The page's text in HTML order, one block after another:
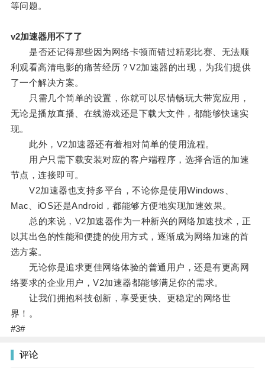
等问题。
v2加速器用不了了
是否还记得那些因为网络卡顿而错过精彩比赛、无法顺
利观看高清电影的痛苦经历？V2加速器的出现，为我们提供
了一个解决方案。
只需几个简单的设置，你就可以尽情畅玩大带宽应用，
无论是播放直播、在线游戏还是下载大文件，都能够快速实
现。
此外，V2加速器还有着相对简单的使用流程。
用户只需下载安装对应的客户端程序，选择合适的加速
节点，连接即可。
V2加速器也支持多平台，不论你是使用Windows、
Mac、iOS还是Android，都能够方便地实现加速效果。
总的来说，V2加速器作为一种新兴的网络加速技术，正
以其出色的性能和便捷的使用方式，逐渐成为网络加速的首
选方案。
无论你是追求更佳网络体验的普通用户，还是有更高网
络要求的企业用户，V2加速器都能够满足你的需求。
让我们拥抱科技创新，享受更快、更稳定的网络世
界！。
#3#
评论